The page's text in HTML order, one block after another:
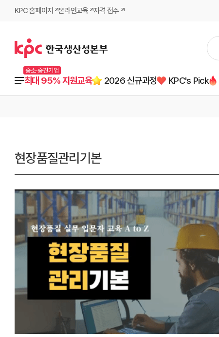
KPC 홈페이지 온라인교육 자격 접수
중소·중견기업
최대 95% 지원교육 2026 신규과정 KPC's Pick
현장품질관리기본